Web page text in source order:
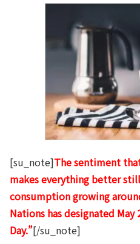
[su_note]The sentiment
makes everything better
consumption growing
Nations has designated
Day.”[/su_note]